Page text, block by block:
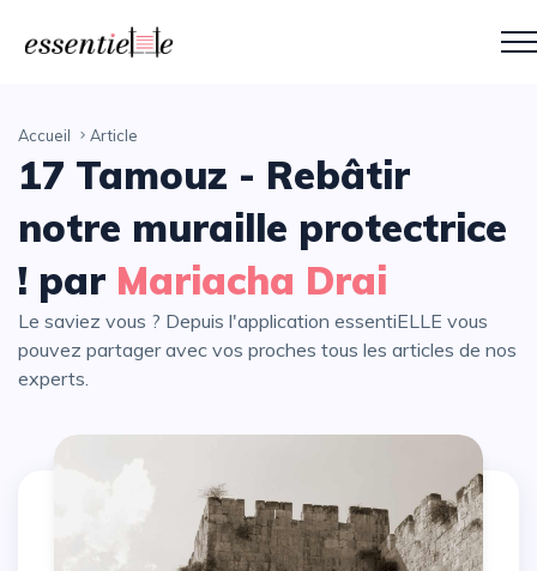
Accueil Article
17 Tamouz - Rebâtir
notre muraille protectrice
! par Mariacha Drai
Le saviez vous ? Depuis l'application essentiELLE vous
pouvez partager avec vos proches tous les articles de nos
experts.